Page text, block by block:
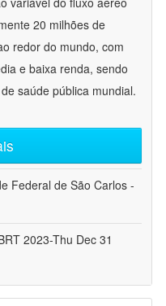
20 milhões de
redor do mundo, com
e baixa renda, sendo
saúde pública mundial.
Federal de São Carlos -
2023-Thu Dec 31